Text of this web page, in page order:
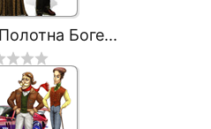
Боге...